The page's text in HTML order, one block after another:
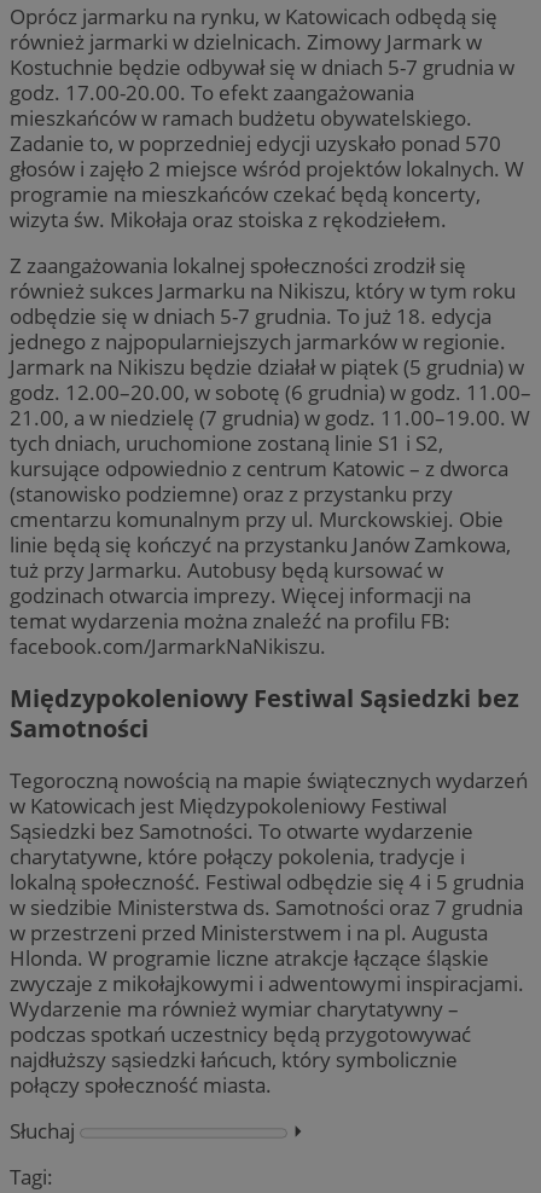
Oprócz jarmarku na rynku, w Katowicach odbędą się
również jarmarki w dzielnicach. Zimowy Jarmark w
Kostuchnie będzie odbywał się w dniach 5-7 grudnia w
godz. 17.00-20.00. To efekt zaangażowania
mieszkańców w ramach budżetu obywatelskiego.
Zadanie to, w poprzedniej edycji uzyskało ponad 570
głosów i zajęło 2 miejsce wśród projektów lokalnych. W
programie na mieszkańców czekać będą koncerty,
wizyta św. Mikołaja oraz stoiska z rękodziełem.
Z zaangażowania lokalnej społeczności zrodził się
również sukces Jarmarku na Nikiszu, który w tym roku
odbędzie się w dniach 5-7 grudnia. To już 18. edycja
jednego z najpopularniejszych jarmarków w regionie.
Jarmark na Nikiszu będzie działał w piątek (5 grudnia) w
godz. 12.00–20.00, w sobotę (6 grudnia) w godz. 11.00–
21.00, a w niedzielę (7 grudnia) w godz. 11.00–19.00. W
tych dniach, uruchomione zostaną linie S1 i S2,
kursujące odpowiednio z centrum Katowic – z dworca
(stanowisko podziemne) oraz z przystanku przy
cmentarzu komunalnym przy ul. Murckowskiej. Obie
linie będą się kończyć na przystanku Janów Zamkowa,
tuż przy Jarmarku. Autobusy będą kursować w
godzinach otwarcia imprezy. Więcej informacji na
temat wydarzenia można znaleźć na profilu FB:
facebook.com/JarmarkNaNikiszu.
Międzypokoleniowy Festiwal Sąsiedzki bez
Samotności
Tegoroczną nowością na mapie świątecznych wydarzeń
w Katowicach jest Międzypokoleniowy Festiwal
Sąsiedzki bez Samotności. To otwarte wydarzenie
charytatywne, które połączy pokolenia, tradycje i
lokalną społeczność. Festiwal odbędzie się 4 i 5 grudnia
w siedzibie Ministerstwa ds. Samotności oraz 7 grudnia
w przestrzeni przed Ministerstwem i na pl. Augusta
Hlonda. W programie liczne atrakcje łączące śląskie
zwyczaje z mikołajkowymi i adwentowymi inspiracjami.
Wydarzenie ma również wymiar charytatywny –
podczas spotkań uczestnicy będą przygotowywać
najdłuższy sąsiedzki łańcuch, który symbolicznie
połączy społeczność miasta.
Słuchaj
⏵︎
Tagi: